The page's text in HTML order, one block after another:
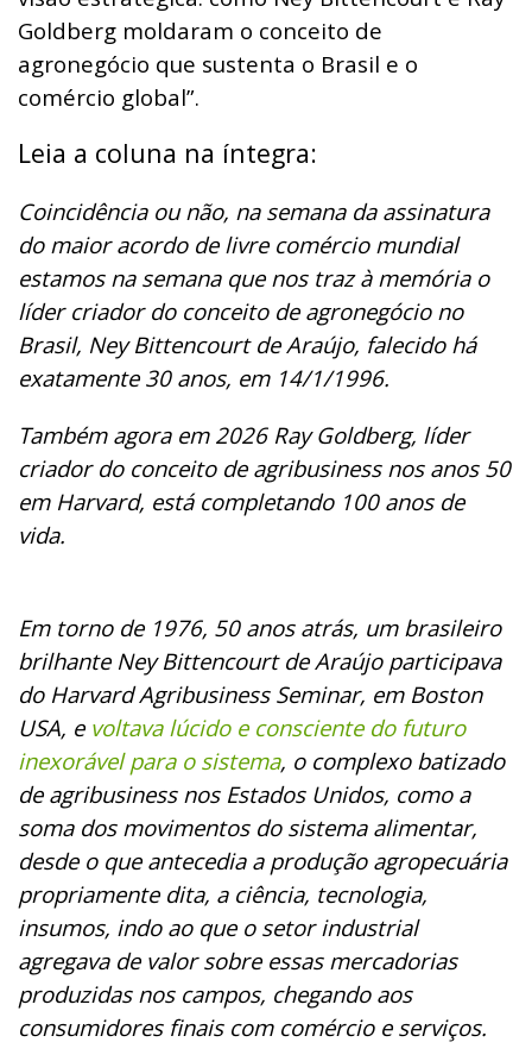
Goldberg moldaram o conceito de
agronegócio que sustenta o Brasil e o
comércio global”.
Leia a coluna na íntegra:
Coincidência ou não, na semana da assinatura
do maior acordo de livre comércio mundial
estamos na semana que nos traz à memória o
líder criador do conceito de agronegócio no
Brasil, Ney Bittencourt de Araújo, falecido há
exatamente 30 anos, em 14/1/1996.
Também agora em 2026 Ray Goldberg, líder
criador do conceito de agribusiness nos anos 50
em Harvard, está completando 100 anos de
vida.
Em torno de 1976, 50 anos atrás, um brasileiro
brilhante Ney Bittencourt de Araújo participava
do Harvard Agribusiness Seminar, em Boston
USA, e voltava lúcido e consciente do futuro
inexorável para o sistema, o complexo batizado
de agribusiness nos Estados Unidos, como a
soma dos movimentos do sistema alimentar,
desde o que antecedia a produção agropecuária
propriamente dita, a ciência, tecnologia,
insumos, indo ao que o setor industrial
agregava de valor sobre essas mercadorias
produzidas nos campos, chegando aos
consumidores finais com comércio e serviços.